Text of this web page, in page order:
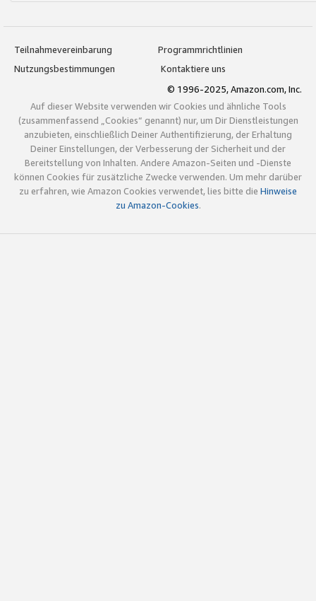
Teilnahmevereinbarung
Programmrichtlinien
Nutzungsbestimmungen
Kontaktiere uns
© 1996-2025, Amazon.com, Inc.
Auf dieser Website verwenden wir Cookies und ähnliche Tools
(zusammenfassend „Cookies“ genannt) nur, um Dir Dienstleistungen
anzubieten, einschließlich Deiner Authentifizierung, der Erhaltung
Deiner Einstellungen, der Verbesserung der Sicherheit und der
Bereitstellung von Inhalten. Andere Amazon-Seiten und -Dienste
können Cookies für zusätzliche Zwecke verwenden. Um mehr darüber
zu erfahren, wie Amazon Cookies verwendet, lies bitte die Hinweise
zu Amazon-Cookies.